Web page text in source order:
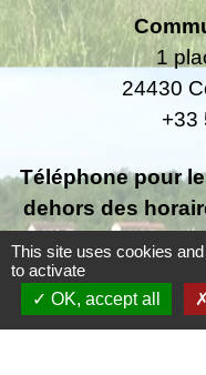
1
24430
+33
Téléphone pour
dehors des
This site uses cookies
to activate
OK, accept all